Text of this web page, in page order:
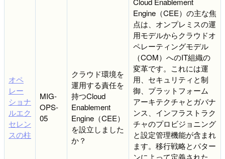
オペ
レー
ショナ
ルエク
セレン
スの柱
MIG-
OPS-
05
クラウド環境を
運用する責任を
持つCloud
Enablement
Engine（CEE）
を設立しました
か？
Engine（CEE）の主な焦
点は、オンプレミスの運
用モデルからクラウドオ
ペレーティングモデル
（COM）へのIT組織の
変革です。これには運
用、セキュリティと制
御、プラットフォーム
アーキテクチャとガバナ
ンス、インフラストラク
チャのプロビジョニング
と設定管理機能が含まれ
ます。移行戦略とパター
ンによって定義された